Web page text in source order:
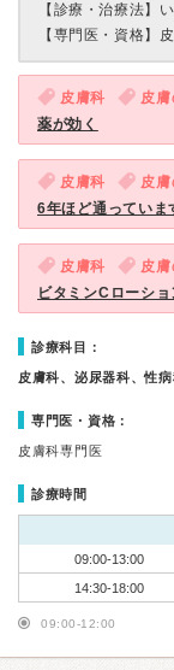
【診療・治療法】
【専門医・資格】
皮膚科 皮
薬が効く
皮膚科 皮
6年ほど通っていま
皮膚科 皮
ビタミンCローシ
診療科目：
皮膚科、泌尿器科、性
専門医・資格：
皮膚科専門医
診療時間
09:00-13:00
14:30-18:00
09:00-12:00